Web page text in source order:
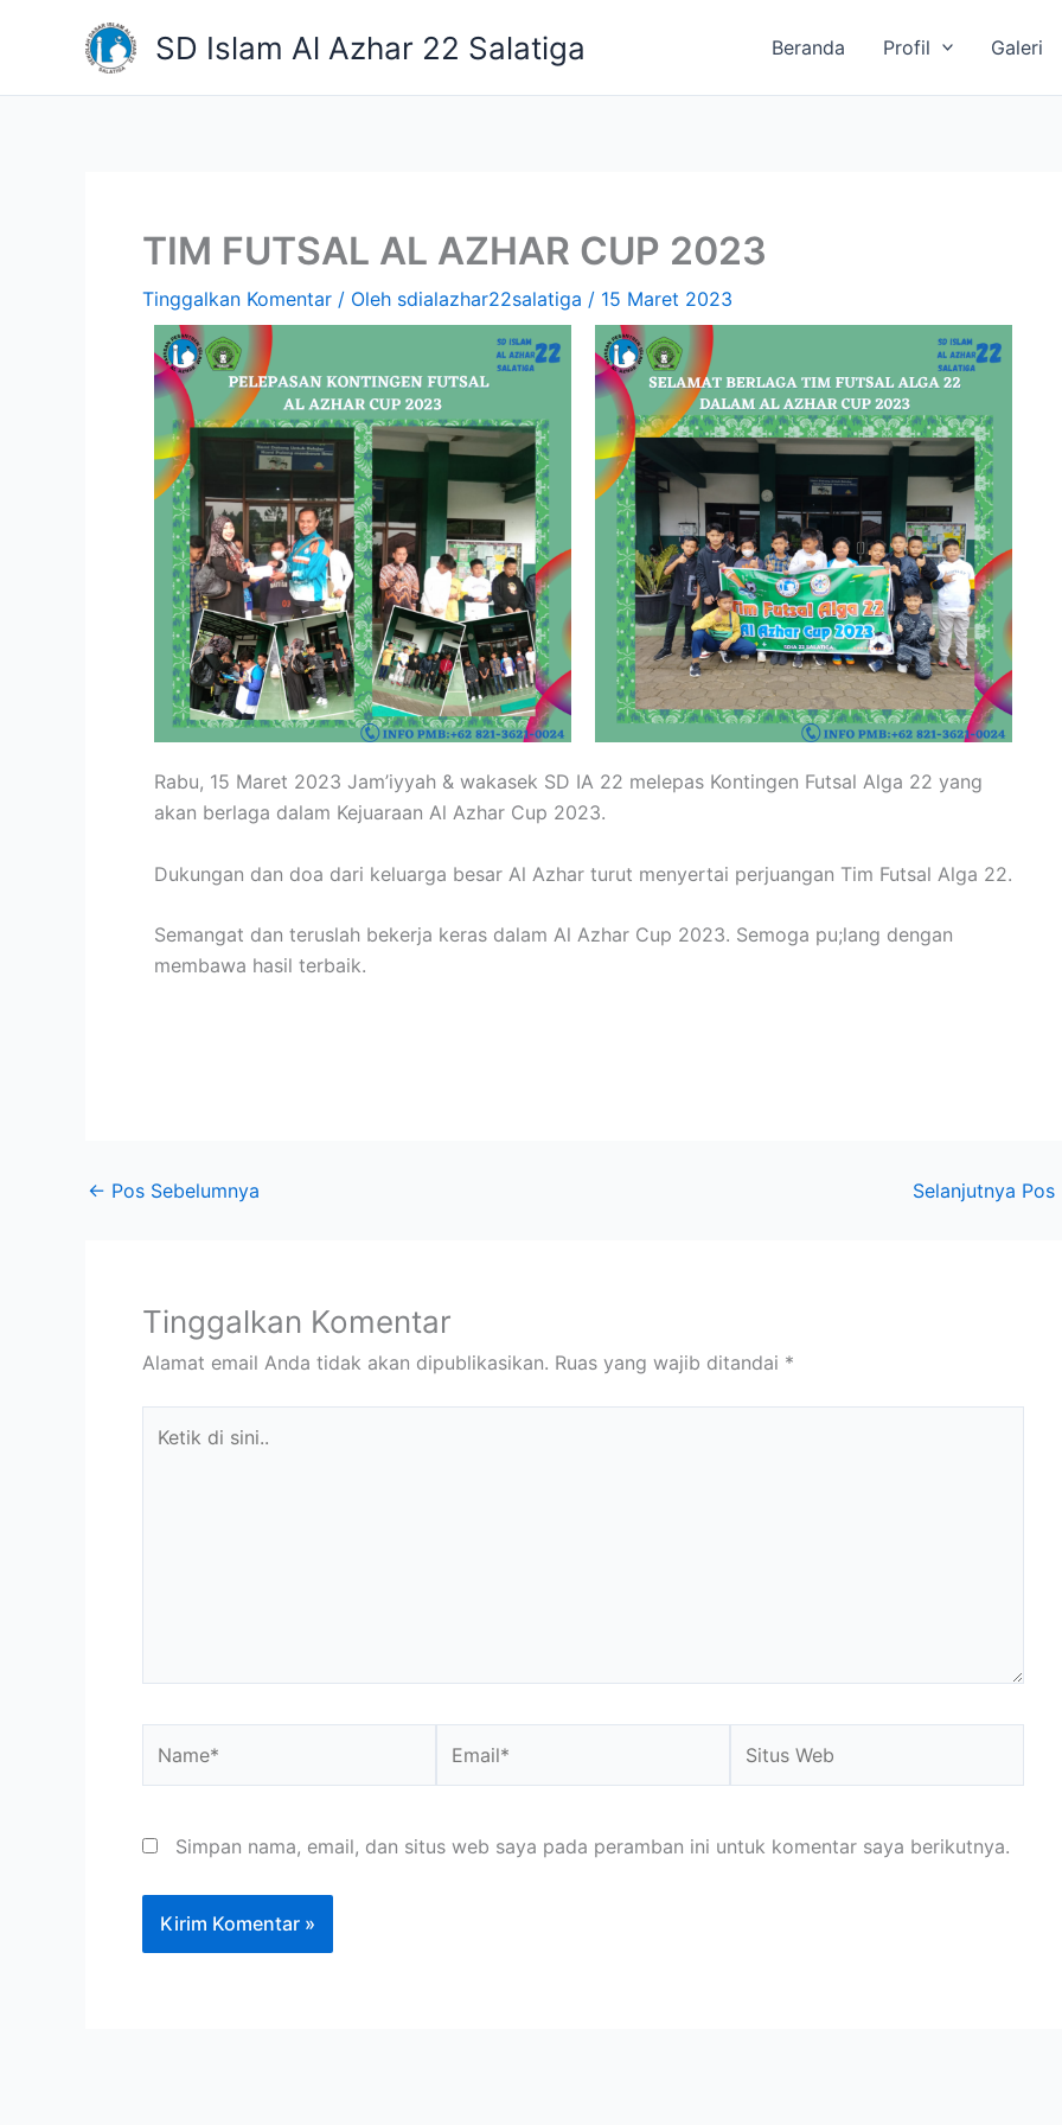
SD Islam Al Azhar 22 Salatiga Beranda Profil Galeri
TIM FUTSAL AL AZHAR CUP 2023
Tinggalkan Komentar / Oleh sdialazhar22salatiga / 15 Maret 2023
Rabu, 15 Maret 2023 Jam’iyyah & wakasek SD IA 22 melepas Kontingen Futsal Alga 22 yang
akan berlaga dalam Kejuaraan Al Azhar Cup 2023.
Dukungan dan doa dari keluarga besar Al Azhar turut menyertai perjuangan Tim Futsal Alga 22.
Semangat dan teruslah bekerja keras dalam Al Azhar Cup 2023. Semoga pu;lang dengan
membawa hasil terbaik.
← Pos Sebelumnya Selanjutnya Pos
Tinggalkan Komentar
Alamat email Anda tidak akan dipublikasikan. Ruas yang wajib ditandai *
Web
Simpan nama, email, dan situs web saya pada peramban ini untuk komentar saya berikutnya.